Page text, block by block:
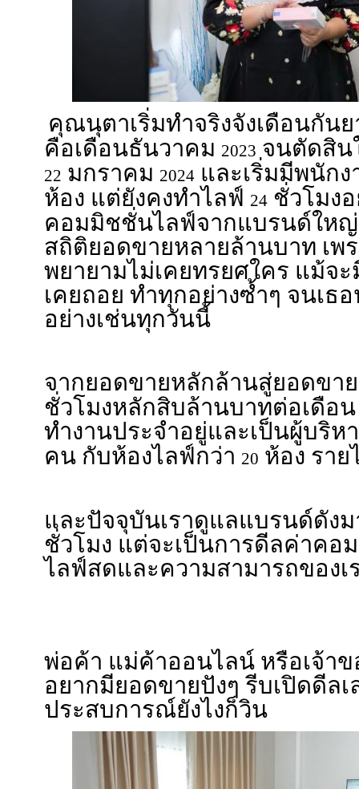
คุณนุตาเริ่มทำจริงจังเดือนกัน
คือเดือนธันวาคม 2023 จนตัดสิน
22 มกราคม 2024 และเริ่มมีพนัก
ห้อง แต่ยังคงทำไลฟ์ 24 ชั่วโมง
คอมมิชชั่นไลฟ์จากแบรนด์ใหญ่
สถิติยอดขายหลายล้านบาท เพ
พยายามไม่เคยทรยศใคร แม้จ
เคยถอย ทำทุกอย่างซ้ำๆ จนเธ
อย่างเช่นทุกวันนี้
จากยอดขายหลักล้านสู่ยอดขา
ชั่วโมงหลักสิบล้านบาทต่อเดือ
ทำงานประจำอยู่และเป็นผู้บริ
คน กับห้องไลฟ์กว่า 20 ห้อง รา
และปัจจุบันเราดูแลแบรนด์ดัง
ชั่วโมง แต่จะเป็นการดีลค่าค
ไลฟ์สดและความสามารถของเ
พ่อค้า แม่ค้าออนไลน์ หรือเจ้า
อยากมียอดขายปังๆ รีบเปิดดีล
ประสบการณ์ยังไงก็วิน